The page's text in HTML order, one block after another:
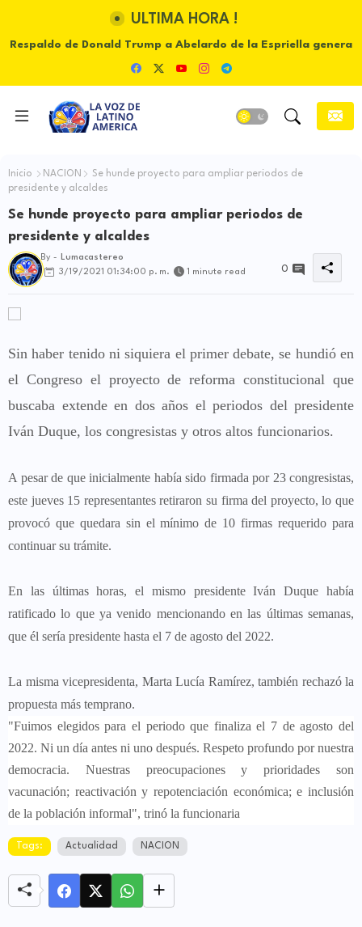
ULTIMA HORA !
Respaldo de Donald Trump a Abelardo de la Espriella genera
debate sobre soberanía e influencia internacional
Mundial 2026 impulsará un fuerte aumento de viajes
internacionales durante la temporada de vacaciones
Inicio NACION
Se hunde proyecto para ampliar periodos de
presidente y alcaldes
Se hunde proyecto para ampliar periodos de
presidente y alcaldes
By -
Lumacastereo
3/19/2021 01:34:00 p. m.
1 minute read 0
Sin haber tenido ni siquiera el primer debate, se hundió en
el Congreso el proyecto de reforma constitucional que
buscaba extende en dos años el periodos del presidente
Iván Duque, los congresistas y otros altos funcionarios.
A pesar de que inicialmente había sido firmada por 23 congresistas,
este jueves 15 representantes retiraron su firma del proyecto, lo que
provocó que quedara sin el mínimo de 10 firmas requerido para
continuar su trámite.
En las últimas horas, el mismo presidente Iván Duque había
ratificado lo que ya venido mencionando en las últimas semanas,
que él sería presidente hasta el 7 de agosto del 2022.
La misma vicepresidenta, Marta Lucía Ramírez, también rechazó la
propuesta más temprano.
"Fuimos elegidos para el periodo que finaliza el 7 de agosto del
2022. Ni un día antes ni uno después. Respeto profundo por nuestra
democracia. Nuestras preocupaciones y prioridades son
vacunación; reactivación y repotenciación económica; e inclusión
de la población informal", trinó la funcionaria
Tags: Actualidad NACION